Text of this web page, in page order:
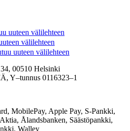
uuteen välilehteen
välilehteen
uuteen välilehteen
00510 Helsinki
Y–tunnus 0116323–1
MobilePay, Apple Pay, S-Pankki,
Ålandsbanken, Säästöpankki,
Walley